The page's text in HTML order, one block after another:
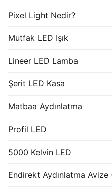
Pixel Light Nedir?
Mutfak LED Işık
Lineer LED Lamba
Şerit LED Kasa
Matbaa Aydınlatma
Profil LED
5000 Kelvin LED
Endirekt Aydınlatma